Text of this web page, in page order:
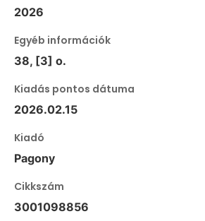
2026
Egyéb információk
38, [3] o.
Kiadás pontos dátuma
2026.02.15
Kiadó
Pagony
Cikkszám
3001098856